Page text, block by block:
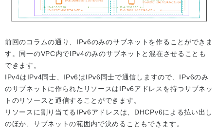
前回のコラムの通り、IPv6のみのサブネットを作ることができま
す。同一のVPC内でIPv4のみのサブネットと混在させることも
できます。
IPv4はIPv4同士、IPv6はIPv6同士で通信しますので、IPv6のみ
のサブネットに作られたリソースはIPv6アドレスを持つサブネッ
トのリソースと通信することができます。
リソースに割り当てるIPv6アドレスは、DHCPv6による払い出し
のほか、サブネットの範囲内で決めることもできます。